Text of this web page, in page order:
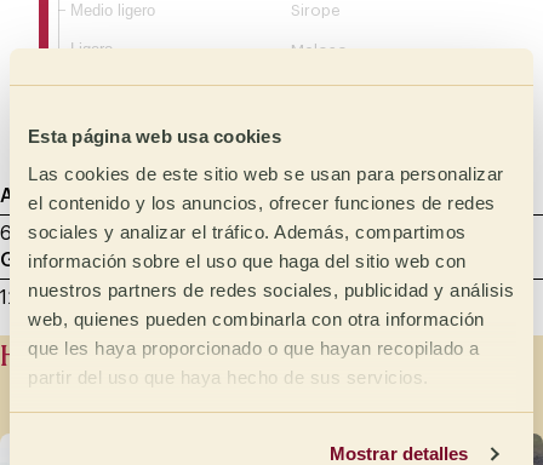
Esta página web usa cookies
Las cookies de este sitio web se usan para personalizar
el contenido y los anuncios, ofrecer funciones de redes
sociales y analizar el tráfico. Además, compartimos
información sobre el uso que haga del sitio web con
nuestros partners de redes sociales, publicidad y análisis
web, quienes pueden combinarla con otra información
que les haya proporcionado o que hayan recopilado a
partir del uso que haya hecho de sus servicios.
Mostrar detalles
Ligero
Medio ligero Sirope
Meloso
Aterciopelado
Agtron
65 - Light Medium
Tostado de muestra
8.00 min
Datos de cata
27/06/2025
Gramaje
12 g
Mililitros
200
Molienda de muestra
Cata - entre 600 y 800 micras
Historia del productor